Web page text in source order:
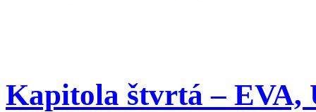
Kapitola štvrtá –